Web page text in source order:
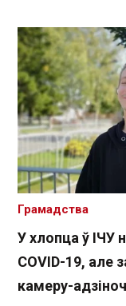
У хлопца ў ІЧУ
COVID-19, але
камеру-
Грамадства